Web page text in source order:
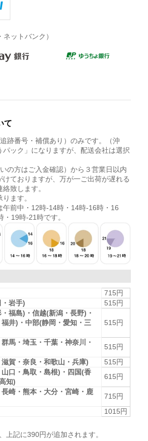
ネットバンク）
て
跡番号・補償あり）のみです。（沖
パック」になりますが、配送会社は選択
の方はご入金確認）から３営業日以内
けておりますが、万が一ご出荷が遅れる
致します。
ます。
午前中・12時-14時・14時-16時・16
19時-21時です。
715円
岩手)
515円
福島)・信越(新潟・長野)・
井)・中部(静岡・愛知・三
515円
馬・埼玉・千葉・神奈川・
515円
賀・奈良・和歌山・兵庫)
515円
口・鳥取・島根)・四国(香
知)
615円
崎・熊本・大分・宮崎・鹿
715円
1015円
上記に390円が追加されます。